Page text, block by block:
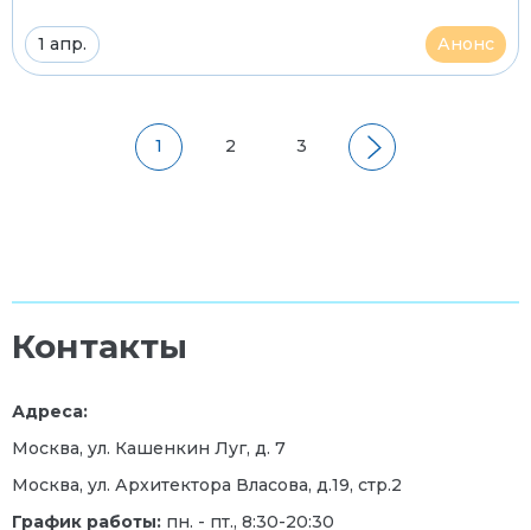
1 апр. Анонс
1 2 3
Контакты
Адреса:
Москва, ул. Кашенкин Луг, д. 7
Москва, ул. Архитектора Власова, д.19, стр.2
График работы: пн. - пт., 8:30-20:30